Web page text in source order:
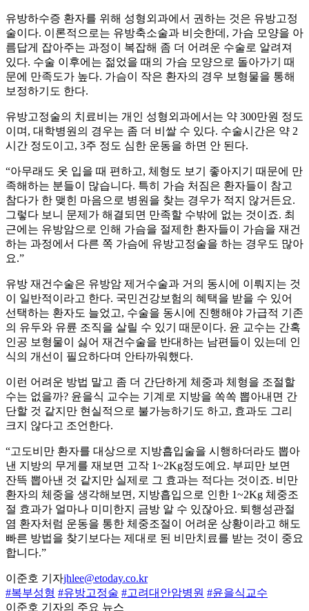
유방하수증 환자를 위해 성형외과에서 권하는 것은 유방고정
술이다. 이론적으로는 유방축소술과 비슷한데, 가슴 모양을 아
름답게 잡아주는 과정이 복잡해 좀 더 어려운 수술로 알려져
있다. 수술 이후에는 젊었을 때의 가슴 모양으로 돌아가기 때
문에 만족도가 높다. 가슴이 작은 환자의 경우 보형물을 통해
보정하기도 한다.
유방고정술의 치료비는 개인 성형외과에서는 약 300만원 정도
이며, 대학병원의 경우는 좀 더 비쌀 수 있다. 수술시간은 약 2
시간 정도이고, 3주 정도 심한 운동을 하면 안 된다.
“아무래도 옷 입을 때 편하고, 체형도 보기 좋아지기 때문에 만
족해하는 분들이 많습니다. 특히 가슴 처짐은 환자들이 참고
참다가 한 맺힌 마음으로 병원을 찾는 경우가 적지 않거든요.
그렇다 보니 문제가 해결되면 만족할 수밖에 없는 것이죠. 최
근에는 유방암으로 인해 가슴을 절제한 환자들이 가슴을 재건
하는 과정에서 다른 쪽 가슴에 유방고정술을 하는 경우도 많아
요.”
유방 재건수술은 유방암 제거수술과 거의 동시에 이뤄지는 것
이 일반적이라고 한다. 국민건강보험의 혜택을 받을 수 있어
선택하는 환자도 늘었고, 수술을 동시에 진행해야 가급적 기존
의 유두와 유륜 조직을 살릴 수 있기 때문이다. 윤 교수는 간혹
인공 보형물이 싫어 재건수술을 반대하는 남편들이 있는데 인
식의 개선이 필요하다며 안타까워했다.
이런 어려운 방법 말고 좀 더 간단하게 체중과 체형을 조절할
수는 없을까? 윤을식 교수는 기계로 지방을 쏙쏙 뽑아내면 간
단할 것 같지만 현실적으로 불가능하기도 하고, 효과도 그리
크지 않다고 조언한다.
“고도비만 환자를 대상으로 지방흡입술을 시행하더라도 뽑아
낸 지방의 무게를 재보면 고작 1~2Kg정도예요. 부피만 보면
잔뜩 뽑아낸 것 같지만 실제로 그 효과는 적다는 것이죠. 비만
환자의 체중을 생각해보면, 지방흡입으로 인한 1~2Kg 체중조
절 효과가 얼마나 미미한지 금방 알 수 있잖아요. 퇴행성관절
염 환자처럼 운동을 통한 체중조절이 어려운 상황이라고 해도
빠른 방법을 찾기보다는 제대로 된 비만치료를 받는 것이 중요
합니다.”
이준호 기자jhlee@etoday.co.kr
#복부성형 #유방고정술 #고려대안암병원 #윤을식교수
이준호 기자의 주요 뉴스